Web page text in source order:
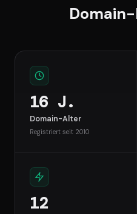
16 J.
Domain-Alter
Registriert seit 2010
12